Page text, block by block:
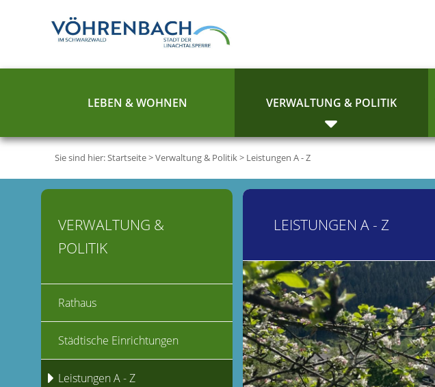
LEBEN & WOHNEN VERWALTUNG & POLITIK
Sie sind hier:Startseite>Verwaltung & Politik> Leistungen A - Z
LEISTUNGEN A - Z
VERWALTUNG &
POLITIK
Rathaus
Städtische Einrichtungen
Leistungen A - Z